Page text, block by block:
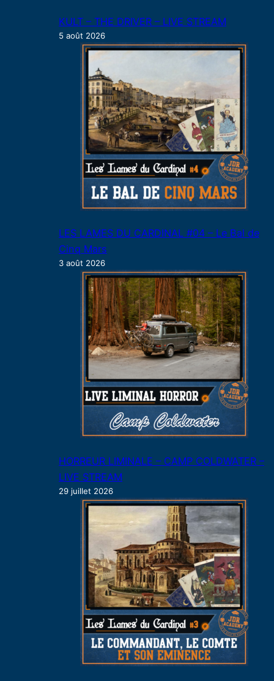
KULT – THE DRIVER – LIVE STREAM
5 août 2026
LES LAMES DU CARDINAL #04 – Le Bal de
Cinq Mars
3 août 2026
HORREUR LIMINALE – CAMP COLDWATER –
LIVE STREAM
29 juillet 2026